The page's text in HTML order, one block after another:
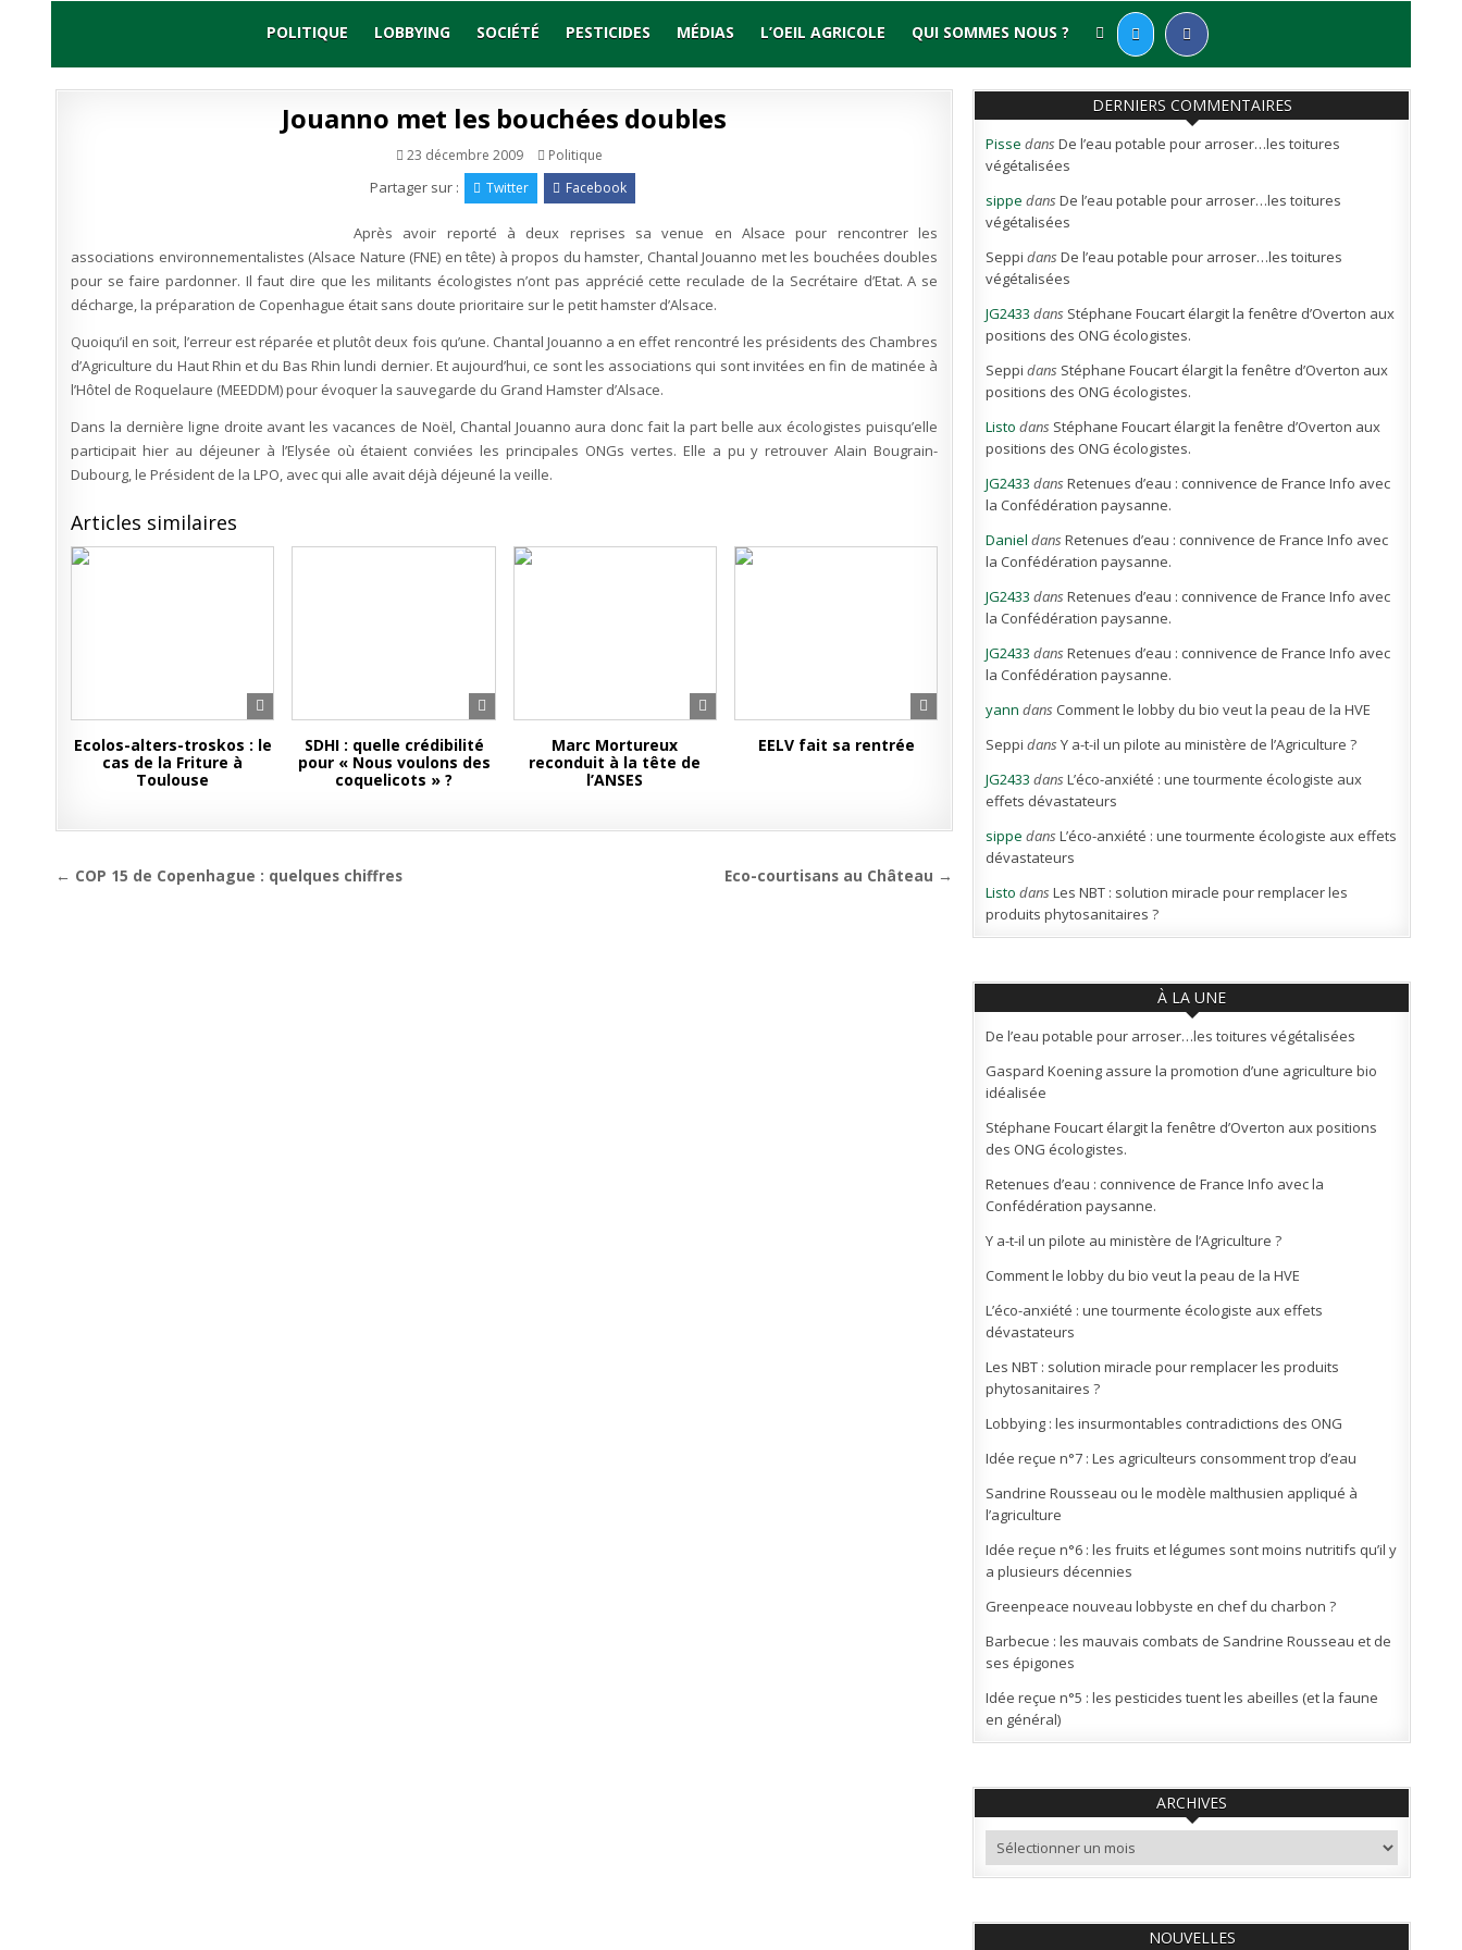
POLITIQUE LOBBYING SOCIÉTÉ PESTICIDES MÉDIAS L’OEIL AGRICOLE QUI SOMMES NOUS ?
Jouanno met les bouchées doubles
23 décembre 2009 Publié
Politique
Partager sur : Twitter Facebook
Après avoir reporté à deux reprises sa venue en Alsace pour rencontrer les
associations environnementalistes (Alsace Nature (FNE) en tête) à propos du hamster, Chantal Jouanno met les bouchées doubles
pour se faire pardonner. Il faut dire que les militants écologistes n’ont pas apprécié cette reculade de la Secrétaire d’Etat. A se
décharge, la préparation de Copenhague était sans doute prioritaire sur le petit hamster d’Alsace.
Quoiqu’il en soit, l’erreur est réparée et plutôt deux fois qu’une. Chantal Jouanno a en effet rencontré les présidents des Chambres
d’Agriculture du Haut Rhin et du Bas Rhin lundi dernier. Et aujourd’hui, ce sont les associations qui sont invitées en fin de matinée à
l’Hôtel de Roquelaure (MEEDDM) pour évoquer la sauvegarde du Grand Hamster d’Alsace.
Dans la dernière ligne droite avant les vacances de Noël, Chantal Jouanno aura donc fait la part belle aux écologistes puisqu’elle
participait hier au déjeuner à l’Elysée où étaient conviées les principales ONGs vertes. Elle a pu y retrouver Alain Bougrain-
Dubourg, le Président de la LPO, avec qui alle avait déjà déjeuné la veille.
Articles similaires
Ecolos-alters-troskos : le
cas de la Friture à
Toulouse
SDHI : quelle crédibilité
pour « Nous voulons des
coquelicots » ?
Marc Mortureux
reconduit à la tête de
l’ANSES
EELV fait sa rentrée
Navigation Eco-courtisans au Château →
← COP 15 de Copenhague : quelques chiffres
DERNIERS COMMENTAIRES
Pisse dansDe l’eau potable pour arroser…les toitures
végétalisées
sippe dansDe l’eau potable pour arroser…les toitures
végétalisées
Seppi dansDe l’eau potable pour arroser…les toitures
végétalisées
JG2433 dans Stéphane Foucart élargit la fenêtre d’Overton aux
positions des ONG écologistes.
Seppi dans Stéphane Foucart élargit la fenêtre d’Overton aux
positions des ONG écologistes.
Listo dans Stéphane Foucart élargit la fenêtre d’Overton aux
positions des ONG écologistes.
JG2433 dansRetenues d’eau : connivence de France Info avec
la Confédération paysanne.
Daniel dansRetenues d’eau : connivence de France Info avec
la Confédération paysanne.
JG2433 dansRetenues d’eau : connivence de France Info avec
la Confédération paysanne.
JG2433 dansRetenues d’eau : connivence de France Info avec
la Confédération paysanne.
yann dans Comment le lobby du bio veut la peau de la HVE
Seppi dansY a-t-il un pilote au ministère de l’Agriculture ?
JG2433 dansL’éco-anxiété : une tourmente écologiste aux
effets dévastateurs
sippe dansL’éco-anxiété : une tourmente écologiste aux effets
dévastateurs
Listo dansLes NBT : solution miracle pour remplacer les
produits phytosanitaires ?
À LA UNE
De l’eau potable pour arroser…les toitures végétalisées
Gaspard Koening assure la promotion d’une agriculture bio
idéalisée
Stéphane Foucart élargit la fenêtre d’Overton aux positions
des ONG écologistes.
Retenues d’eau : connivence de France Info avec la
Confédération paysanne.
Y a-t-il un pilote au ministère de l’Agriculture ?
Comment le lobby du bio veut la peau de la HVE
L’éco-anxiété : une tourmente écologiste aux effets
dévastateurs
Les NBT : solution miracle pour remplacer les produits
phytosanitaires ?
Lobbying : les insurmontables contradictions des ONG
Idée reçue n°7 : Les agriculteurs consomment trop d’eau
Sandrine Rousseau ou le modèle malthusien appliqué à
l’agriculture
Idée reçue n°6 : les fruits et légumes sont moins nutritifs qu’il y
a plusieurs décennies
Greenpeace nouveau lobbyste en chef du charbon ?
Barbecue : les mauvais combats de Sandrine Rousseau et de
ses épigones
Idée reçue n°5 : les pesticides tuent les abeilles (et la faune
en général)
ARCHIVES
Archives
NOUVELLES